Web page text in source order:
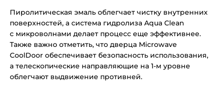
Пиролитическая эмаль облегчает чистку внутренних
поверхностей, а система гидролиза Aqua Clean
с микроволнами делает процесс еще эффективнее.
Также важно отметить, что дверца Microwave
CoolDoor обеспечивает безопасность использования,
а телескопические направляющие на 1-м уровне
облегчают выдвижение противней.